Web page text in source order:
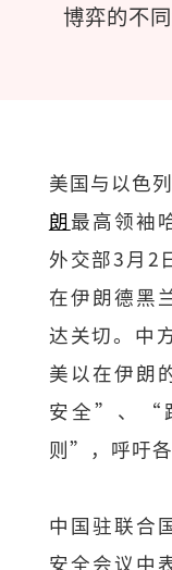
博弈的不同
美国与以色
朗最高领袖
外交部3月2
在伊朗德黑
达关切。中
美以在伊朗
安全”、“
则”，呼吁各
中国驻联合
安全会议中